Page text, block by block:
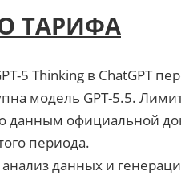
ТАРИФА
5 Thinking в ChatGPT
модель GPT-5.5.
официальной
периода.
данных и